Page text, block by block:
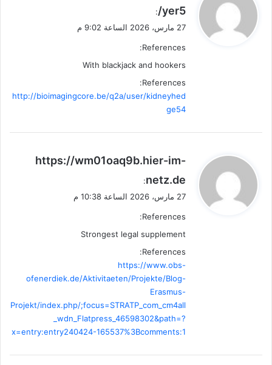
و
ل
yer5/
:
27 مارس، 2026 الساعة 9:02 م
References:
With blackjack and hookers
References:
http://bioimagingcore.be/q2a/user/kidneyhed
ge54
و
ل
https://wm01oaq9b.hier-im-
netz.de
:
27 مارس، 2026 الساعة 10:38 م
References:
Strongest legal supplement
References:
https://www.obs-
ofenerdiek.de/Aktivitaeten/Projekte/Blog-
Erasmus-
Projekt/index.php/;focus=STRATP_com_cm4all
_wdn_Flatpress_46598302&path=?
x=entry:entry240424-165537%3Bcomments:1